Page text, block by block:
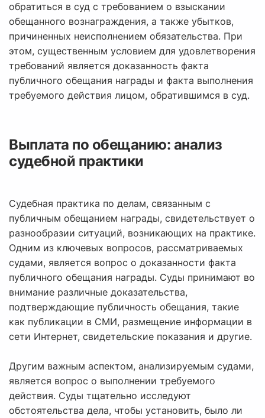
обратиться в суд с требованием о взыскании
обещанного вознаграждения, а также убытков,
причиненных неисполнением обязательства. При
этом, существенным условием для удовлетворения
требований является доказанность факта
публичного обещания награды и факта выполнения
требуемого действия лицом, обратившимся в суд.
Выплата по обещанию: анализ
судебной практики
Судебная практика по делам, связанным с
публичным обещанием награды, свидетельствует о
разнообразии ситуаций, возникающих на практике.
Одним из ключевых вопросов, рассматриваемых
судами, является вопрос о доказанности факта
публичного обещания награды. Суды принимают во
внимание различные доказательства,
подтверждающие публичность обещания, такие
как публикации в СМИ, размещение информации в
сети Интернет, свидетельские показания и другие.
Другим важным аспектом, анализируемым судами,
является вопрос о выполнении требуемого
действия. Суды тщательно исследуют
обстоятельства дела, чтобы установить, было ли